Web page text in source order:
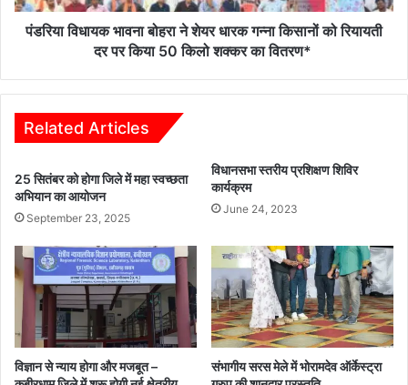
किसानों
को
50
किलो
का
वितरण*
पंडरिया विधायक भावना बोहरा ने शेयर धारक गन्ना किसानों को रियायती
दर पर किया 50 किलो शक्कर का वितरण*
Related Articles
25 सितंबर को होगा जिले में महा स्वच्छता
अभियान का आयोजन
September 23, 2025
विधानसभा स्तरीय प्रशिक्षण शिविर
कार्यक्रम
June 24, 2023
विज्ञान से न्याय होगा और मजबूत –
संभागीय सरस मेले में भोरामदेव ऑर्केस्ट्रा